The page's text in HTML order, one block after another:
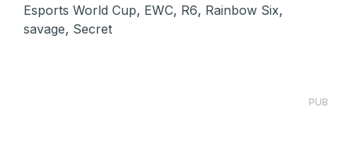
Esports World Cup, EWC, R6, Rainbow Six,
savage, Secret
PUB